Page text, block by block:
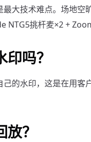
大技术难点。场地空
NTG5挑杆麦×2 +
吗？
的水印，这是在用
？